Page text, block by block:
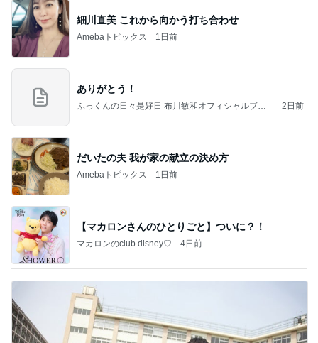
細川直美 これから向かう打ち合わせ
Amebaトピックス 1日前
ありがとう！
ふっくんの日々是好日 布川敏和オフィシャルブロ
2日前
だいたの夫 我が家の献立の決め方
Amebaトピックス 1日前
【マカロンさんのひとりごと】ついに？！
マカロンのclub disney♡ 4日前